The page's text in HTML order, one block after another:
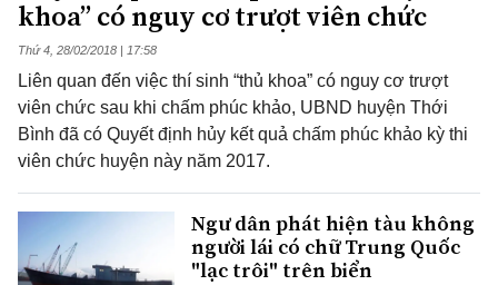
khoa” có nguy cơ trượt viên chức
Thứ 4, 28/02/2018 | 17:58
Liên quan đến việc thí sinh “thủ khoa” có nguy cơ trượt
viên chức sau khi chấm phúc khảo, UBND huyện Thới
Bình đã có Quyết định hủy kết quả chấm phúc khảo kỳ thi
viên chức huyện này năm 2017.
Ngư dân phát hiện tàu không
người lái có chữ Trung Quốc
"lạc trôi" trên biển